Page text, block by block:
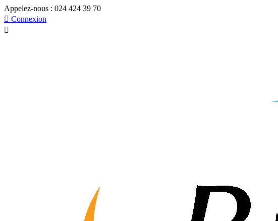
Appelez-nous : 024 424 39 70
 Connexion
